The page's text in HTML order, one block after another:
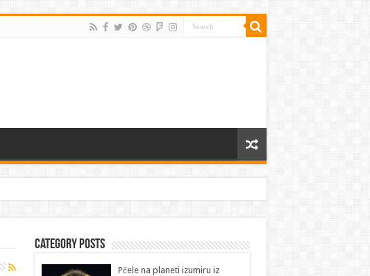
Category Posts
Pčele na planeti izumiru iz